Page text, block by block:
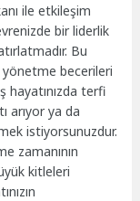
ile etkileşim
bir liderlik
Bu
yönetme becerileri
hayatınızda terfi
arıyor ya da
istiyorsunuzdur.
zamanının
kitleleri